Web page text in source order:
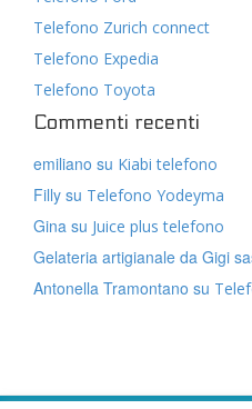
Telefono Zurich connect
Telefono Expedia
Telefono Toyota
Commenti recenti
emiliano su Kiabi telefono
Filly su Telefono Yodeyma
Gina su Juice plus telefono
Gelateria artigianale da Gigi
Antonella Tramontano su